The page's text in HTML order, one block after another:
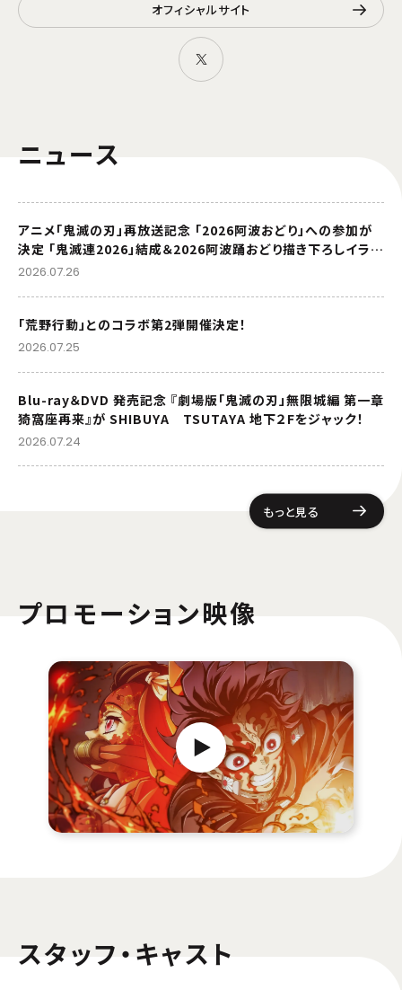
オフィシャルサイト
ニュース
アニメ「鬼滅の刃」再放送記念 「2026阿波おどり」への参加が
決定 「鬼滅連2026」結成＆2026阿波踊おどり描き下ろしイラス
トを公開
2026.07.26
「荒野行動」とのコラボ第2弾開催決定！
2026.07.25
Blu-ray＆DVD 発売記念 『劇場版「鬼滅の刃」無限城編 第一章
猗窩座再来』が SHIBUYA TSUTAYA 地下２Fをジャック！
2026.07.24
もっと見る
プロモーション映像
スタッフ・キャスト